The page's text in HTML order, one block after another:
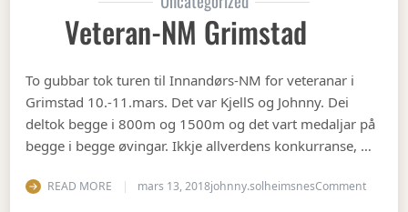
Veteran-NM Grimstad
To gubbar tok turen til Innandørs-NM for veteranar i
Grimstad 10.-11.mars. Det var KjellS og Johnny. Dei
deltok begge i 800m og 1500m og det vart medaljar på
begge i begge øvingar. Ikkje allverdens konkurranse, …
READ MORE mars 13, 2018johnny.solheimsnesCommenton